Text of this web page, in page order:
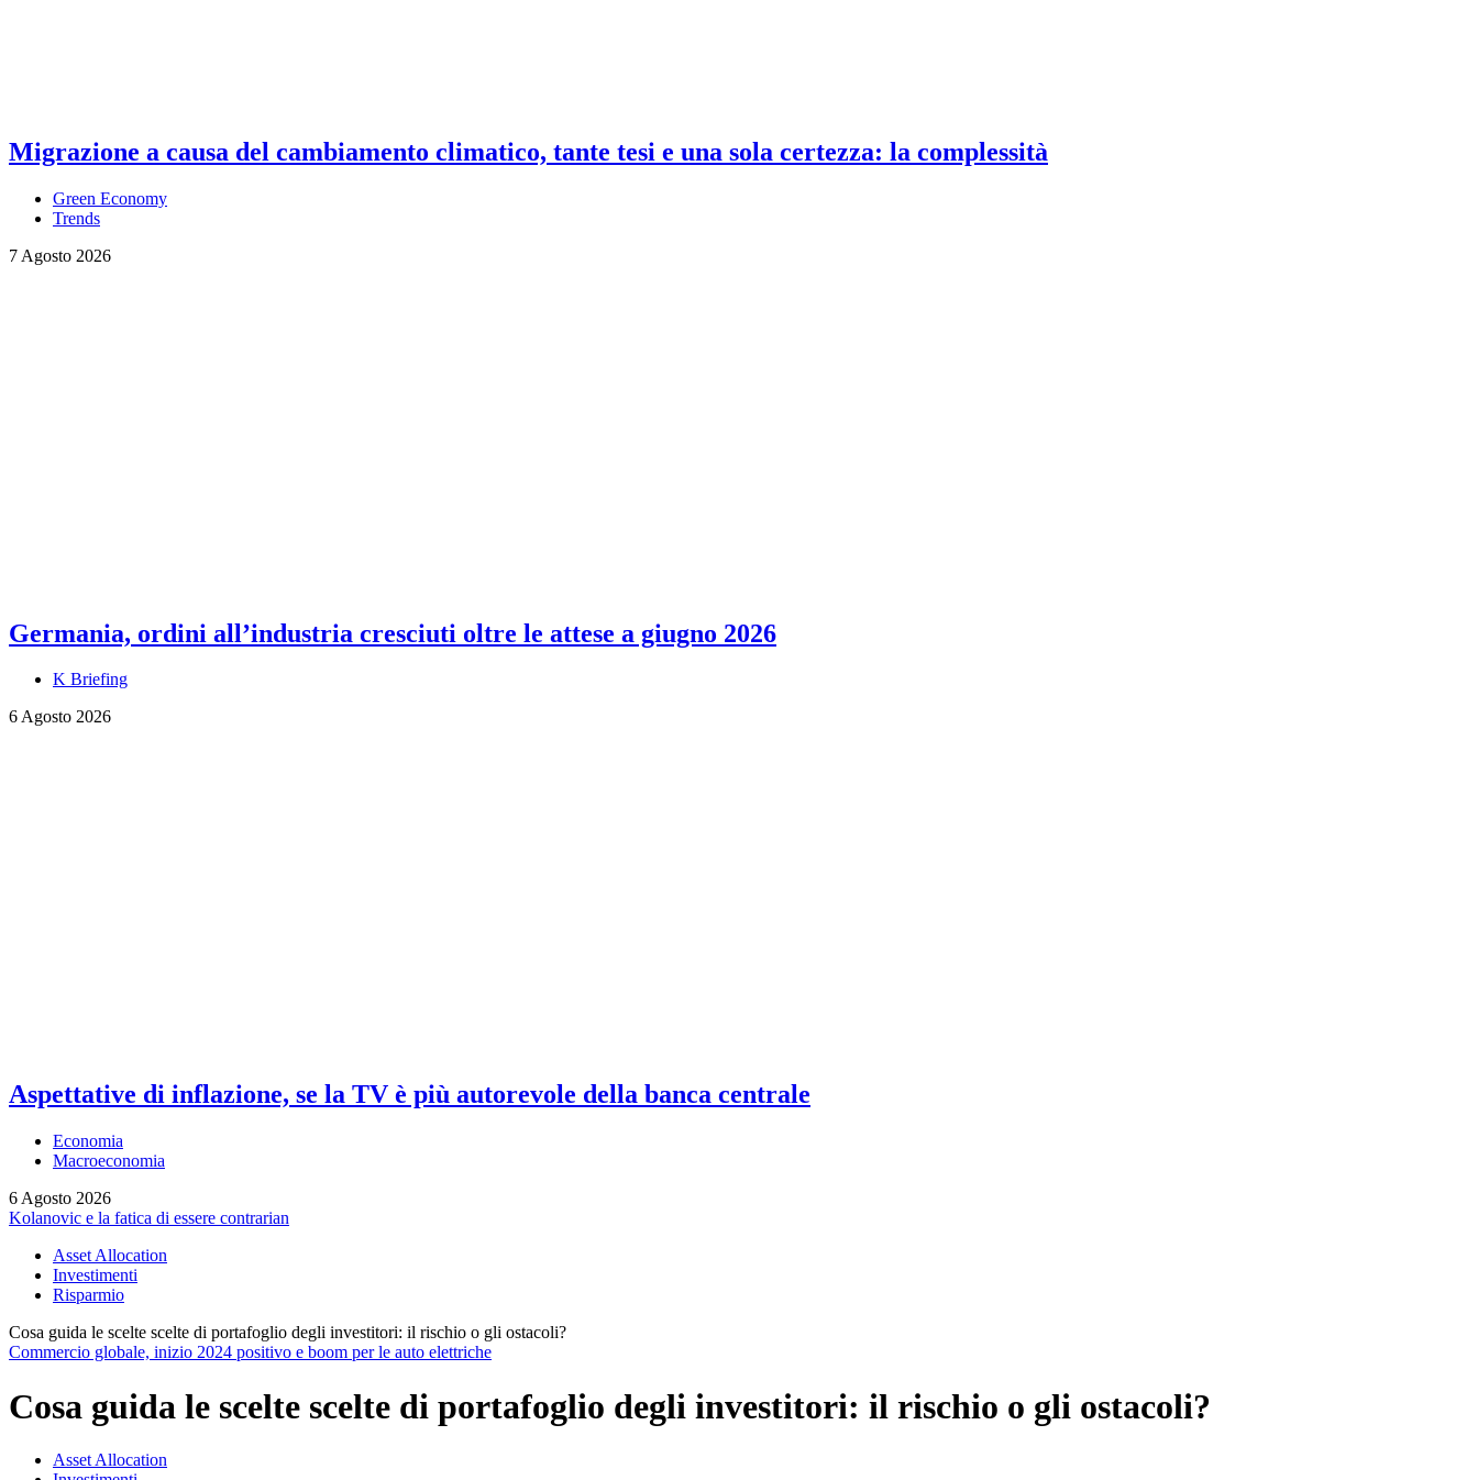
Migrazione a causa del cambiamento climatico, tante tesi e una sola certezza: la complessità
Green Economy
Trends
7 Agosto 2026
Germania, ordini all’industria cresciuti oltre le attese a giugno 2026
K Briefing
6 Agosto 2026
Aspettative di inflazione, se la TV è più autorevole della banca centrale
Economia
Macroeconomia
6 Agosto 2026
Kolanovic e la fatica di essere contrarian
Asset Allocation
Investimenti
Risparmio
Cosa guida le scelte scelte di portafoglio degli investitori: il rischio o gli ostacoli?
Commercio globale, inizio 2024 positivo e boom per le auto elettriche
Cosa guida le scelte scelte di portafoglio degli investitori: il rischio o gli ostacoli?
Asset Allocation